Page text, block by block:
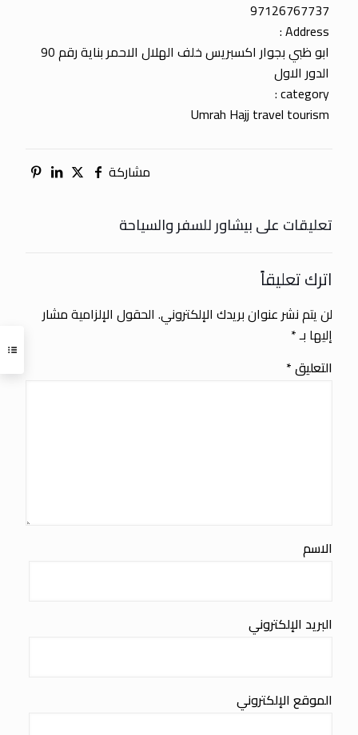
97126767737
Address :
ابو ظبي بجوار اكسبريس خلف الهلال الاحمر بناية رقم 90
الدور الاول
category :
Umrah Hajj travel tourism
مشاركة
تعليقات على بيشاور للسفر والسياحة
اترك تعليقاً
لن يتم نشر عنوان بريدك الإلكتروني. الحقول الإلزامية مشار
إليها بـ*
التعليق*
الاسم
البريد الإلكتروني
الموقع الإلكتروني